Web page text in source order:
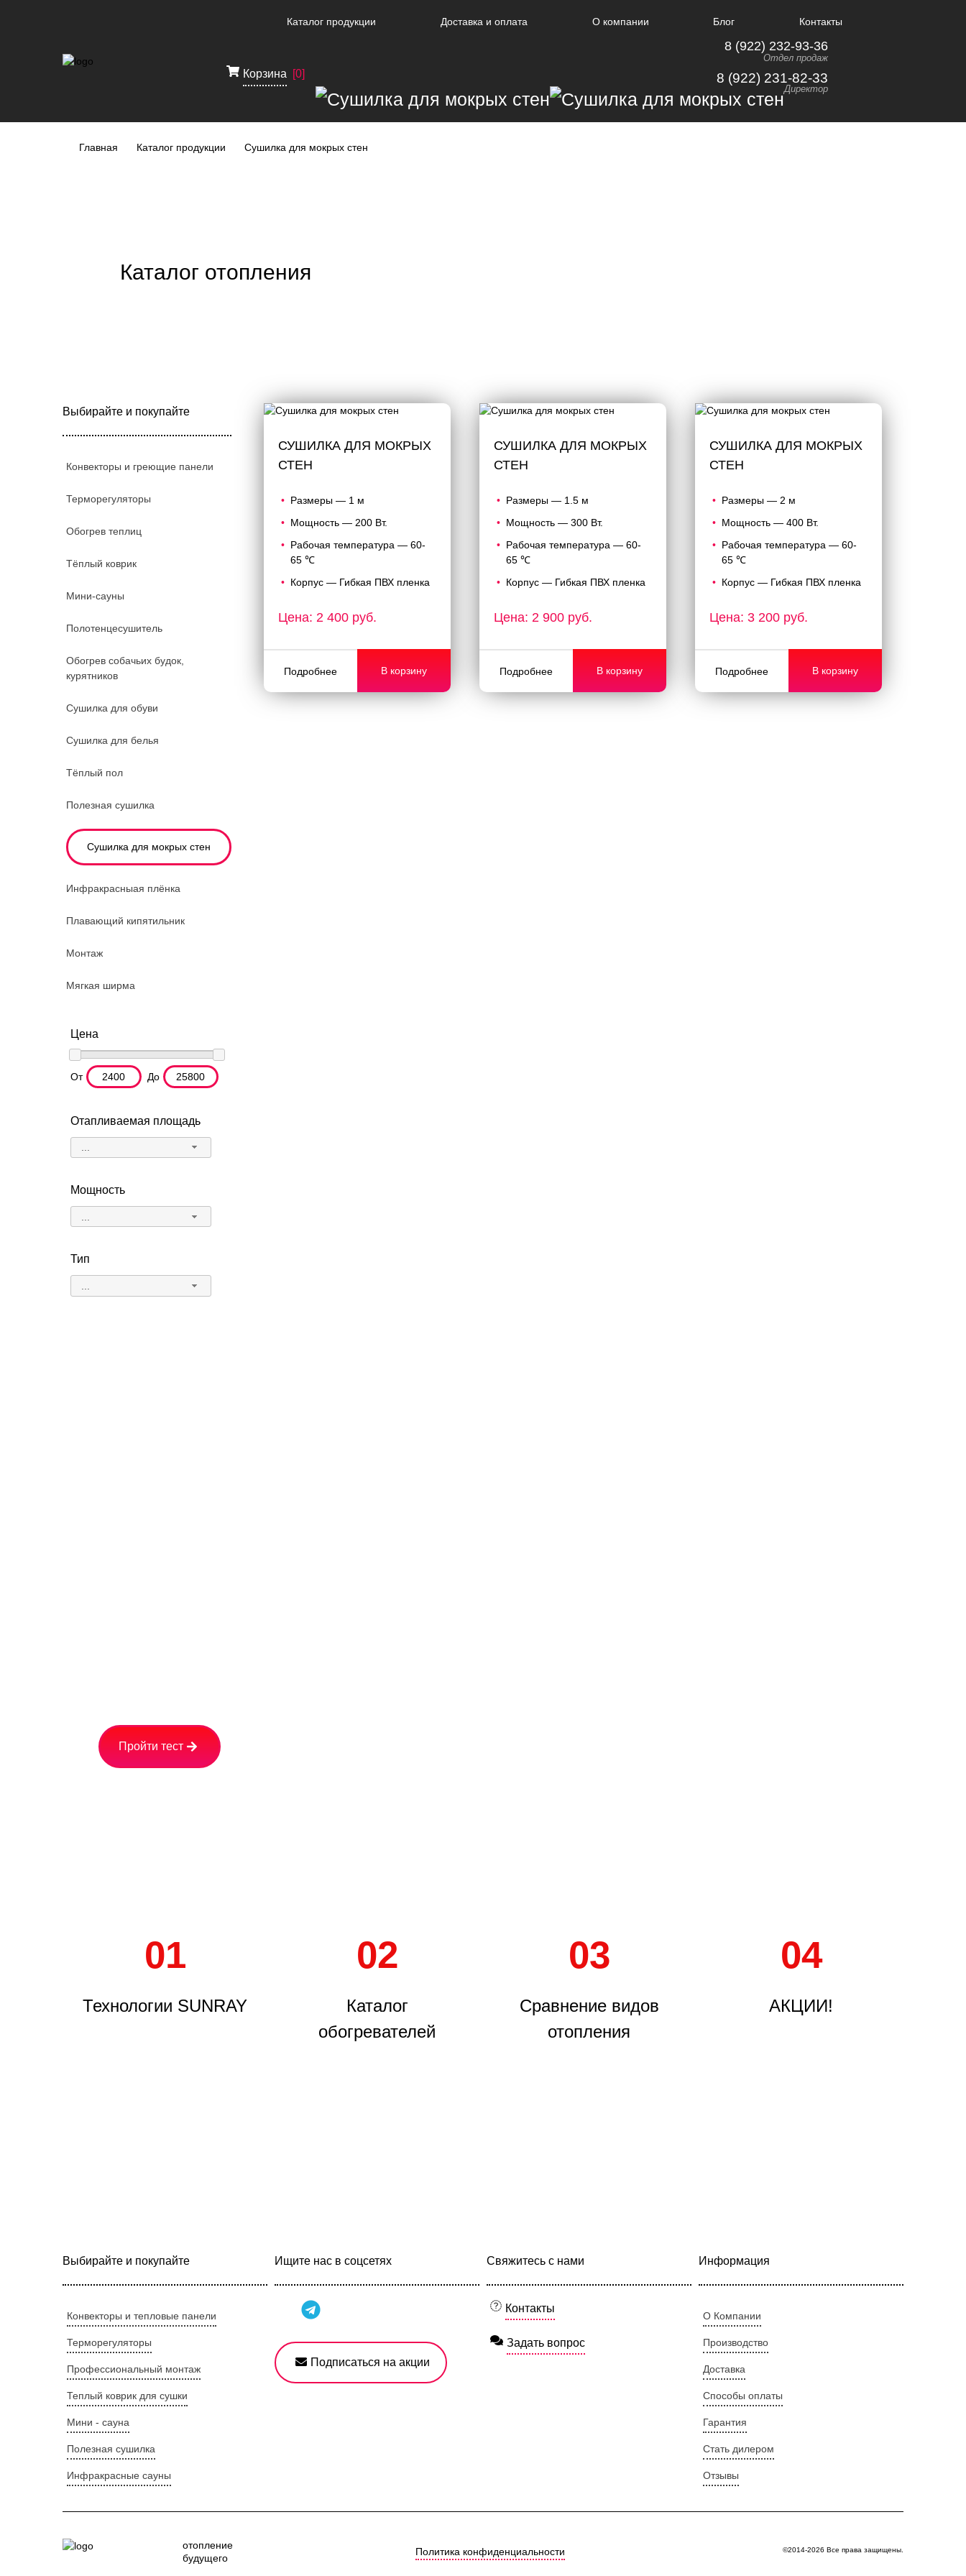
Каталог продукции Доставка и оплата О компании Блог Контакты
Корзина [0]
8 (922) 232-93-36
Отдел продаж
8 (922) 231-82-33
Директор
Главная Каталог продукции Сушилка для мокрых стен
Каталог отопления
Выбирайте и покупайте
Конвекторы и греющие панели
Терморегуляторы
Обогрев теплиц
Тёплый коврик
Мини-сауны
Полотенцесушитель
Обогрев собачьих будок,
курятников
Сушилка для обуви
Сушилка для белья
Тёплый пол
Полезная сушилка
Сушилка для мокрых стен
Инфракрасныая плёнка
Плавающий кипятильник
Монтаж
Мягкая ширма
Цена
От До
Отапливаемая площадь
Мощность
Тип
СУШИЛКА ДЛЯ МОКРЫХ
СТЕН
Размеры — 1 м
Мощность — 200 Вт.
Рабочая температура — 60-
65 ℃
Корпус — Гибкая ПВХ пленка
Цена: 2 400 руб.
Подробнее В корзину
СУШИЛКА ДЛЯ МОКРЫХ
СТЕН
Размеры — 1.5 м
Мощность — 300 Вт.
Рабочая температура — 60-
65 ℃
Корпус — Гибкая ПВХ пленка
Цена: 2 900 руб.
Подробнее В корзину
СУШИЛКА ДЛЯ МОКРЫХ
СТЕН
Размеры — 2 м
Мощность — 400 Вт.
Рабочая температура — 60-
65 ℃
Корпус — Гибкая ПВХ пленка
Цена: 3 200 руб.
Подробнее В корзину
Пройти тест
01
Технологии SUNRAY
02
Каталог
обогревателей
03
Сравнение видов
отопления
04
АКЦИИ!
Выбирайте и покупайте
Конвекторы и тепловые панели
Терморегуляторы
Профессиональный монтаж
Теплый коврик для сушки
Мини - сауна
Полезная сушилка
Инфракрасные сауны
Ищите нас в соцсетях
Подписаться на акции
Свяжитесь с нами
Контакты
Задать вопрос
Информация
О Компании
Производство
Доставка
Способы оплаты
Гарантия
Стать дилером
Отзывы
отопление
будущего
Политика конфиденциальности ©2014-2026 Все права защищены.